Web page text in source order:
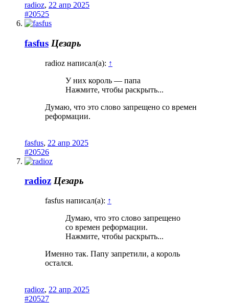
radioz, 22 апр 2025
#20525
fasfus Цезарь
radioz написал(а): ↑
У них король — папа
Нажмите, чтобы раскрыть...
Думаю, что это слово запрещено со времен
реформации.
fasfus, 22 апр 2025
#20526
radioz Цезарь
fasfus написал(а): ↑
Думаю, что это слово запрещено
со времен реформации.
Нажмите, чтобы раскрыть...
Именно так. Папу запретили, а король
остался.
radioz, 22 апр 2025
#20527